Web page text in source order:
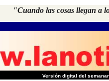
"Cuando las cosas llegan a
Versión digital del